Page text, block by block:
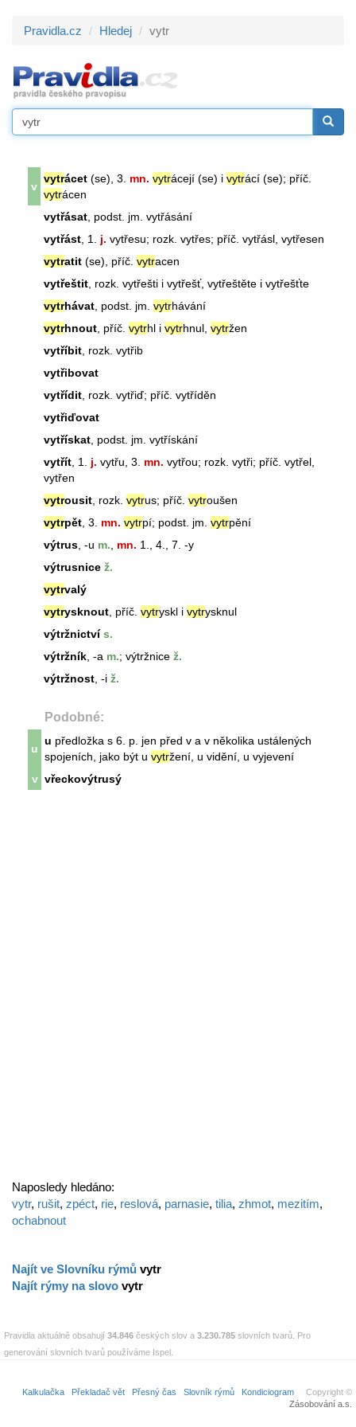
Pravidla.cz Hledej vytr
v
vytrácet (se), 3. mn. vytrácejí (se) i vytrácí (se); příč.
vytrácen
vytřásat , podst. jm. vytřásání
vytřást , 1. j. vytřesu; rozk. vytřes; příč. vytřásl, vytřesen
vytratit (se), příč. vytracen
vytřeštit , rozk. vytřešti i vytřešť, vytřeštěte i vytřešťte
vytrhávat , podst. jm. vytrhávání
vytrhnout , příč. vytrhl i vytrhnul, vytržen
vytříbit , rozk. vytřib
vytřibovat
vytřídit , rozk. vytřiď; příč. vytříděn
vytřiďovat
vytřískat , podst. jm. vytřískání
vytřít , 1. j. vytřu, 3. mn. vytřou; rozk. vytři; příč. vytřel,
vytřen
vytrousit , rozk. vytrus; příč. vytroušen
vytrpět , 3. mn. vytrpí; podst. jm. vytrpění
výtrus , -u m. mn. 1., 4., 7. -y
výtrusnice ž.
vytrvalý
vytrysknout , příč. vytryskl i vytrysknul
výtržnictvís.
výtržník , -a m.; výtržnice ž.
výtržnost , -i ž.
Podobné:
u
u předložka s 6. p. jen před v a v několika ustálených
spojeních, jako být u vytržení, u vidění, u vyjevení
v vřeckovýtrusý
Naposledy hledáno:
vytr, rušit, zpéct, rie, reslová, parnasie, tilia, zhmot, mezitím,
ochabnout
Najít ve Slovníku rýmů vytr
Najít rýmy na slovo vytr
Pravidla aktuálně obsahují 34.846 českých slov a 3.230.785 slovních tvarů. Pro
generování slovních tvarů používáme Ispel.
Kalkulačka Překladač vět Přesný čas Slovník rýmů Kondiciogram Copyright ©
Zásobování a.s.